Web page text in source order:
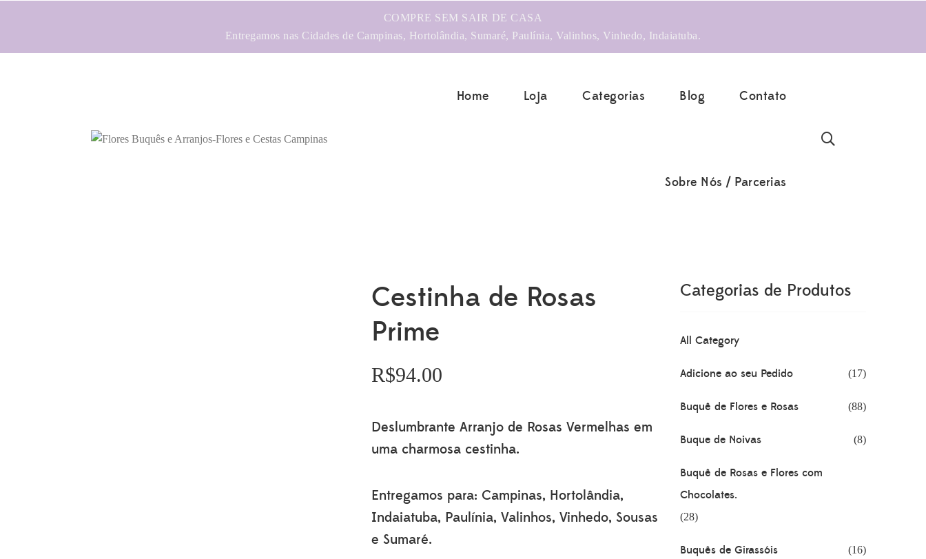
COMPRE SEM SAIR DE CASA
Entregamos nas Cidades de Campinas, Hortolândia, Sumaré, Paulínia, Valinhos, Vinhedo, Indaiatuba.
Home Loja Categorias Blog Contato
Sobre Nós / Parcerias
Cestinha de Rosas
Prime
R$94.00
Deslumbrante Arranjo de Rosas Vermelhas em
uma charmosa cestinha.
Entregamos para: Campinas, Hortolândia,
Indaiatuba, Paulínia, Valinhos, Vinhedo, Sousas
e Sumaré.
Categorias de Produtos
All Category
Adicione ao seu Pedido (17)
Buquê de Flores e Rosas (88)
Buque de Noivas (8)
Buquê de Rosas e Flores com
Chocolates.
(28)
Buquês de Girassóis (16)